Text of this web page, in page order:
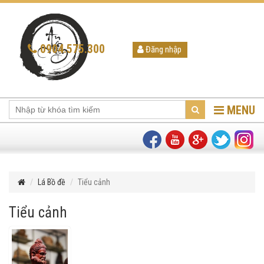
0904.575.300 Đăng nhập
MENU
Lá Bồ đề Tiểu cảnh
Tiểu cảnh